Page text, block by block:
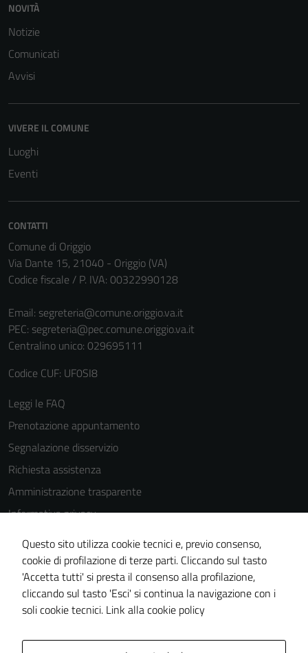
NOVITÀ
Notizie
Comunicati
Avvisi
VIVERE IL COMUNE
Luoghi
Eventi
CONTATTI
Comune di Origgio
Via Dante 15, 21040 - Origgio (VA)
Codice fiscale / P. IVA: 00322990128
Email: segreteria@comune.origgio.va.it
PEC: segreteria@pec.comune.origgio.va.it
Centralino unico: 029695111
Codice CUF: UF0SI8
Leggi le FAQ
Prenotazione appuntamento
Segnalazione disservizio
Richiesta assistenza
Amministrazione trasparente
Informativa privacy
Cookie Policy
Note legali
Dichiarazione di accessibilità
Piano di miglioramento del sito
Questo sito utilizza cookie tecnici e, previo consenso,
cookie di profilazione di terze parti. Cliccando sul tasto
'Accetta tutti' si presta il consenso alla profilazione,
cliccando sul tasto 'Esci' si continua la navigazione con i
soli cookie tecnici. Link alla cookie policy
Questi cookie